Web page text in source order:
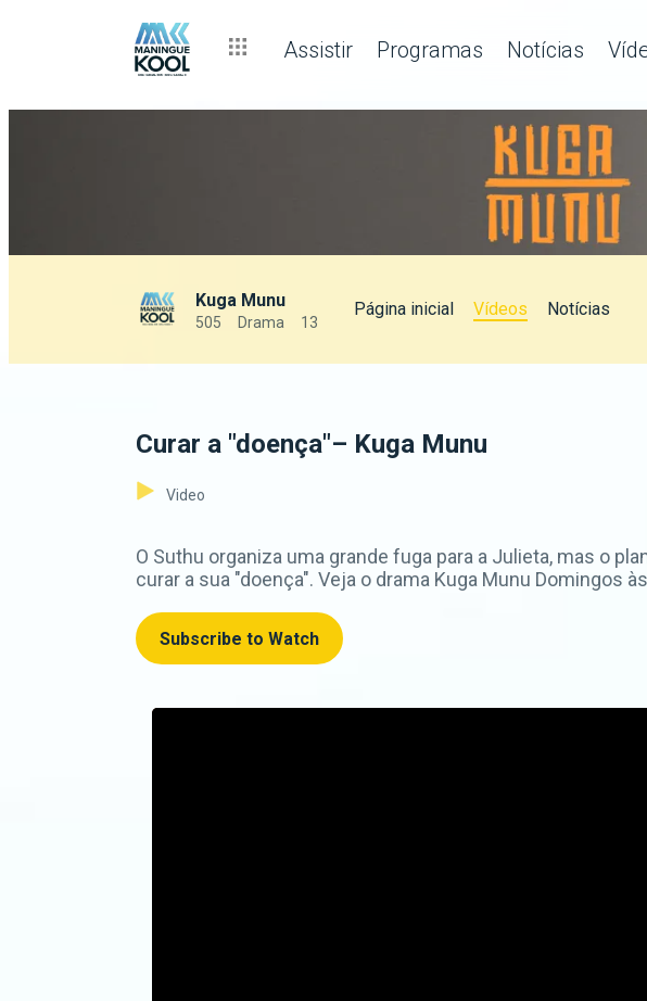
Assistir Programas Notícias
Kuga Munu
505 Drama 13
Página inicial Vídeos Notícias
Curar a "doença"– Kuga Munu
Video
O Suthu organiza uma grande fuga para a Julieta, mas o
curar a sua "doença". Veja o drama Kuga Munu Domingos
Subscribe to Watch